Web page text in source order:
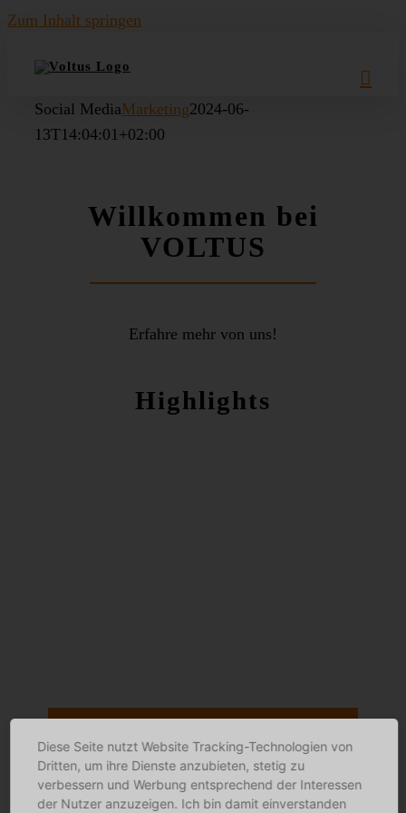
Zum Inhalt springen
Social MediaMarketing2024-06-
13T14:04:01+02:00
Willkommen bei
VOLTUS
Erfahre mehr von uns!
Highlights
Diese Seite nutzt Website Tracking-Technologien von
Dritten, um ihre Dienste anzubieten, stetig zu
verbessern und Werbung entsprechend der Interessen
der Nutzer anzuzeigen. Ich bin damit einverstanden